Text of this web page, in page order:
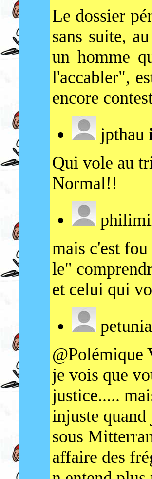
Le dossier
sans suite,
un homme
l'accabler",
encore
jpthau
Qui vole au
Normal!!
mais c'est
le"
et celui qui
petunia
@Polémique
je vois que
justice.....
injuste quand
sous
affaire des